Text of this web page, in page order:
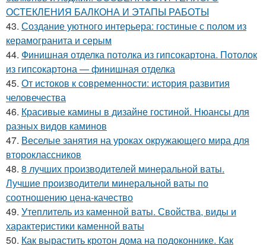
ОСТЕКЛЕНИЯ БАЛКОНА И ЭТАПЫ РАБОТЫ
43. Создание уютного интерьера: гостиные с полом из
керамогранита и серым
44. Финишная отделка потолка из гипсокартона. Потолок
из гипсокартона — финишная отделка
45. От истоков к современности: история развития
человечества
46. Красивые камины в дизайне гостиной. Нюансы для
разных видов каминов
47. Веселые занятия на уроках окружающего мира для
второклассников
48. 8 лучших производителей минеральной ваты.
Лучшие производители минеральной ваты по
соотношению цена-качество
49. Утеплитель из каменной ваты. Свойства, виды и
характеристики каменной ваты
50. Как вырастить кротон дома на подоконнике. Как